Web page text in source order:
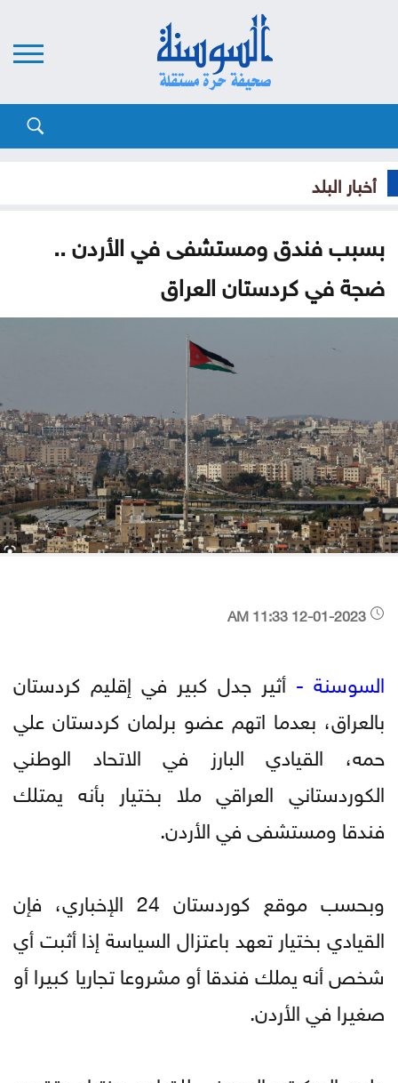
أخبار البلد
بسبب فندق ومستشفى في الأردن ..
ضجة في كردستان العراق
السوسنة - أثير جدل كبير في إقليم كردستان
بالعراق، بعدما اتهم عضو برلمان كردستان علي
حمه، القيادي البارز في الاتحاد الوطني
الكوردستاني العراقي ملا بختيار بأنه يمتلك
فندقا ومستشفى في الأردن.
وبحسب موقع كوردستان 24 الإخباري، فإن
القيادي بختيار تعهد باعتزال السياسة إذا أثبت أي
شخص أنه يملك فندقا أو مشروعا تجاريا كبيرا أو
صغيرا في الأردن.